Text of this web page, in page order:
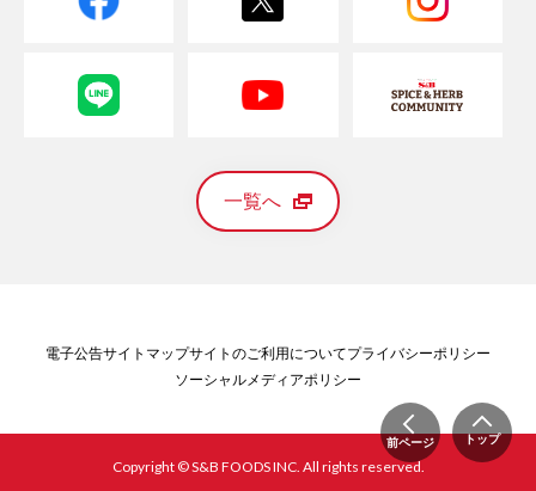
前ページ トップ
一覧へ
電子公告サイトマップサイトのご利用についてプライバシーポリシー
ソーシャルメディアポリシー
Copyright © S&B FOODS INC. All rights reserved.